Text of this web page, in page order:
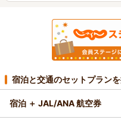
宿泊と交通のセットプラン
宿泊 ＋ JAL/ANA 航空券